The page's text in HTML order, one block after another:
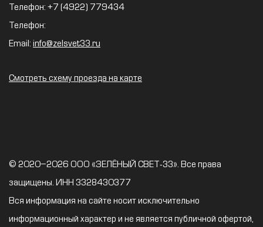
Телефон: +7 (4922) 779434
Телефон:
Email: info@zelsvet33.ru
Смотреть схему проезда на карте
© 2020–2026 ООО «ЗЕЛЁНЫЙ СВЕТ-33». Все права
защищены. ИНН 3328430377
Вся информация на сайте носит исключительно
информационный характер и не является публичной офертой,